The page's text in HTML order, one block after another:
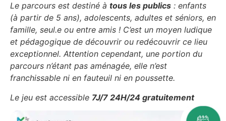
Le parcours est destiné à tous les publics : enfants
(à partir de 5 ans), adolescents, adultes et séniors, en
famille, seul.e ou entre amis ! C’est un moyen ludique
et pédagogique de découvrir ou redécouvrir ce lieu
exceptionnel. Attention cependant, une portion du
parcours n’étant pas aménagée, elle n’est
franchissable ni en fauteuil ni en poussette.
Le jeu est accessible 7J/7 24H/24 gratuitement